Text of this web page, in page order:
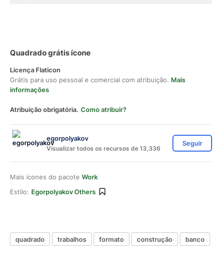
Quadrado grátis ícone
Licença Flaticon
Grátis para uso pessoal e comercial com atribuição. Mais
informações
Atribuição obrigatória. Como atribuir?
egorpolyakov
Visualizar todos os recursos de 13,336
Seguir
Mais ícones do pacote Work
Estilo: Egorpolyakov Others
quadrado trabalhos formato construção banco